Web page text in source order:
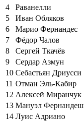
4
Раванелли
5
Иван Обляков
6
Марио Фернандес
7
Фёдор Чалов
8
Сергей Ткачёв
9
Сердар Азмун
10 Себастьян Дриусси
11 Отман Эль-Кабир
12 Алексей Миранчук
13 Мануэл Фернандеш
14 Луис Адриано